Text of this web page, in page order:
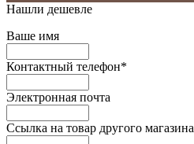
Нашли дешевле
Ваше имя
Контактный телефон*
Электронная почта
Ссылка на товар другого магазина